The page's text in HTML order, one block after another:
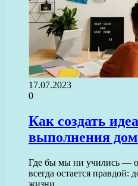
17.07.2023
0
Как создать
выполнения
Где бы мы ни учились —
всегда остается правдой:
жизни.…